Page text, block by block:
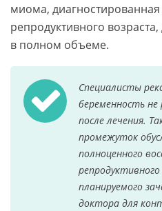
миома,
репродуктивного
в полном объеме.
Специалисты
беременность не
после лечения.
промежуток
полноценного
планируемого
доктора для